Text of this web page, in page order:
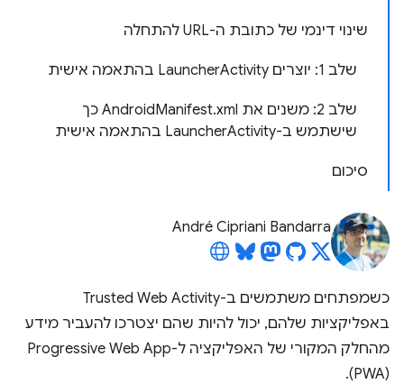
שינוי דינמי של כתובת ה-URL להתחלה
שלב 1: יוצרים LauncherActivity בהתאמה אישית
שלב 2: משנים את AndroidManifest.xml כך
שישתמש ב-LauncherActivity בהתאמה אישית
סיכום
André Cipriani Bandarra
כשמפתחים משתמשים ב-Trusted Web Activity
באפליקציות שלהם, יכול להיות שהם יצטרכו להעביר מידע
(PWA).